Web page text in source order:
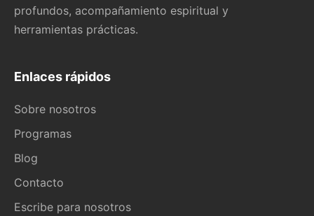
profundos, acompañamiento espiritual y
herramientas prácticas.
Enlaces rápidos
Sobre nosotros
Programas
Blog
Contacto
Escribe para nosotros